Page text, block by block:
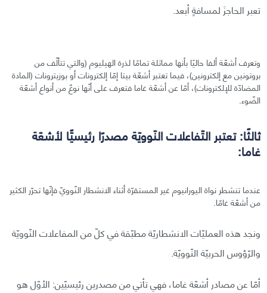
تعبر الحاجزَ لمسافةٍ أبعد.
وتعرف أشعّة ألفا حاليًا بأنها مماثلة تمامًا لذرة الهيليوم (والتي تتألّف من
بروتونين مع إلكترونين)، فيما تعتبر أشعّة بيتا إمّا إلكترونات أو بوزيترونات (المادة
المضادّة للإلكترونات)، أمّا عن أشعّة غاما فتعرف على أنّها نوعٌ من أنواع أشعّة
الضّوء.
ثالثًا: تعتبر التّفاعلات النّوويّة مصدرًا رئيسيًّا لأشعّة
غاما:
عندما تنشطر نواة اليورانيوم غير المستقرّة أثناء الانشطار النّوويّ فإنّها تحرّر الكثير
من أشعّة غامّا.
ونجد هذه العمليّات الانشطاريّة مطبّقة في كلّ من المفاعلات النّوويّة
والرّؤوس الحربيّة النّوويّة.
أمّا عن مصادر أشعّة غاما، فهي تأتي من مصدرين رئيسيّين: الأوّل هو